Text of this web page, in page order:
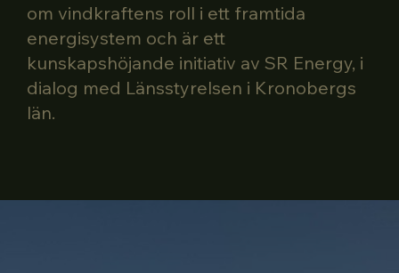
om vindkraftens roll i ett framtida
energisystem och är ett
kunskapshöjande initiativ av SR Energy, i
dialog med Länsstyrelsen i Kronobergs
län.